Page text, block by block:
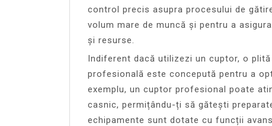
control precis asupra procesului de
volum mare de muncă și pentru a
și resurse.
Indiferent dacă utilizezi un cuptor, o
profesională este concepută pentru a
exemplu, un cuptor profesional poate
casnic, permițându-ți să gătești
echipamente sunt dotate cu funcții